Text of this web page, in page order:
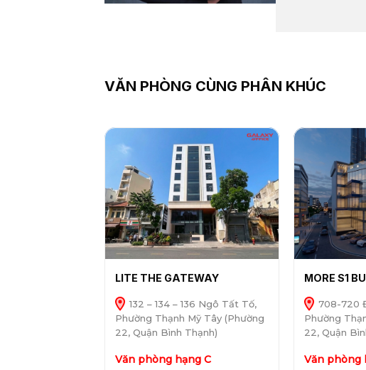
VĂN PHÒNG CÙNG PHÂN KHÚC
LITE THE GATEWAY
132 – 134 – 136 Ngô Tất Tố,
Phường Thạnh Mỹ Tây (Phường
22, Quận Bình Thạnh)
Văn phòng hạng C
MORE S1
708-720
Phường
22, Quận
Văn phòng